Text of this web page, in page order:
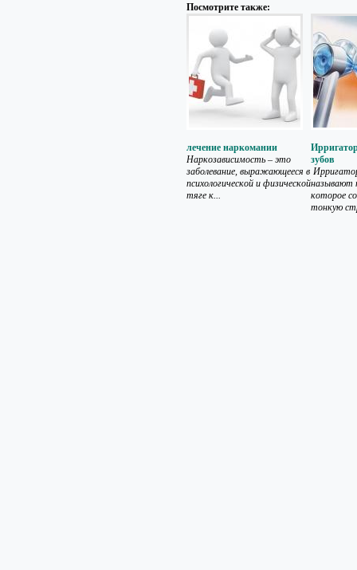
Посмотрите также:
лечение наркомании
Наркозависимость – это
заболевание, выражающееся в
психологической и физической
тяге к...
зубов
называют
которое
тонкую